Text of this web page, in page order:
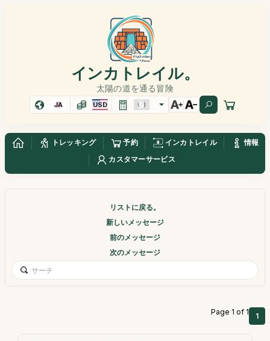
インカトレイル。
太陽の道を通る冒険
JA USD
トレッキング 予約 インカトレイル
情報
カスタマーサービス
リストに戻る。
新しいメッセージ
前のメッセージ
次のメッセージ
Page 1 of 1 1